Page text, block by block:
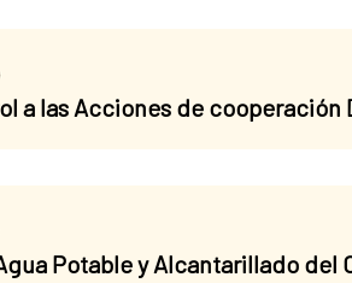
a las Acciones de cooperación
Potable y Alcantarillado del